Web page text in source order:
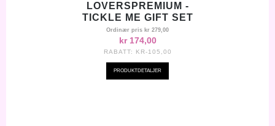
LOVERSPREMIUM -
TICKLE ME GIFT SET
Ordinær pris kr 279,00
kr 174,00
RABATT: KR-105,00
PRODUKTDETALJER